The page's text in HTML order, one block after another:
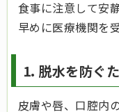
食事に注意して安
早めに医療機関を
1. 脱水を防ぐ
皮膚や唇、口腔内